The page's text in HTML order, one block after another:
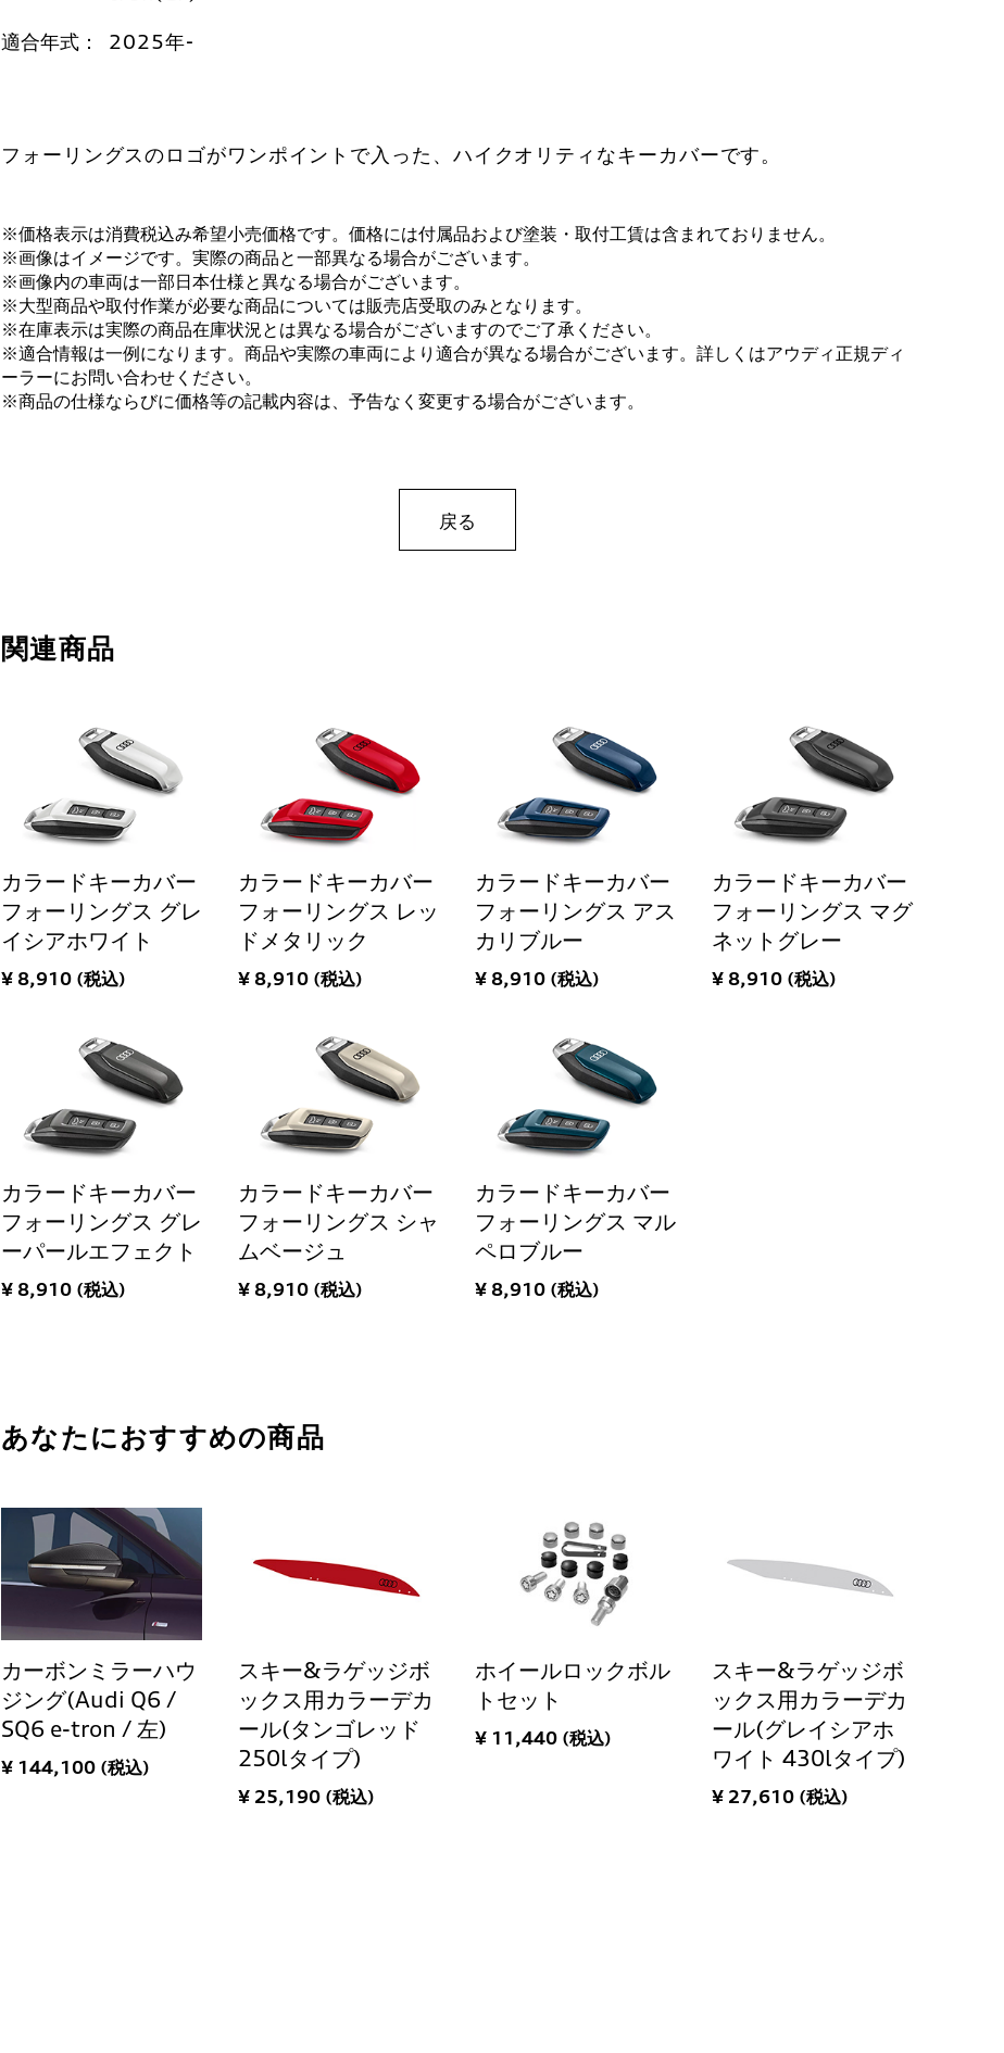
適合年式： 2025年-
フォーリングスのロゴがワンポイントで入った、ハイクオリティなキーカバーです。
※価格表示は消費税込み希望小売価格です。価格には付属品および塗装・取付工賃は含まれておりません。
※画像はイメージです。実際の商品と一部異なる場合がございます。
※画像内の車両は一部日本仕様と異なる場合がございます。
※大型商品や取付作業が必要な商品については販売店受取のみとなります。
※在庫表示は実際の商品在庫状況とは異なる場合がございますのでご了承ください。
※適合情報は一例になります。商品や実際の車両により適合が異なる場合がございます。詳しくはアウディ正規ディ
ーラーにお問い合わせください。
※商品の仕様ならびに価格等の記載内容は、予告なく変更する場合がございます。
戻る
関連商品
カラードキーカバー
フォーリングス グレ
イシアホワイト
¥ 8,910 (税込)
カラードキーカバー
フォーリングス レッ
ドメタリック
¥ 8,910 (税込)
カラードキーカバー
フォーリングス アス
カリブルー
¥ 8,910 (税込)
カラードキーカバー
フォーリングス マグ
ネットグレー
¥ 8,910 (税込)
カラードキーカバー
フォーリングス グレ
ーパールエフェクト
¥ 8,910 (税込)
カラードキーカバー
フォーリングス シャ
ムベージュ
¥ 8,910 (税込)
カラードキーカバー
フォーリングス マル
ペロブルー
¥ 8,910 (税込)
あなたにおすすめの商品
カーボンミラーハウ
ジング(Audi Q6 /
SQ6 e-tron / 左)
¥ 144,100 (税込)
スキー&ラゲッジボ
ックス用カラーデカ
ール(タンゴレッド
250lタイプ)
¥ 25,190 (税込)
ホイールロックボル
トセット
¥ 11,440 (税込)
スキー&ラゲッジボ
ックス用カラーデカ
ール(グレイシアホ
ワイト 430lタイプ)
¥ 27,610 (税込)